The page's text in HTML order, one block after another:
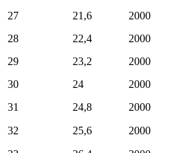
27
21,6 2000
28
22,4 2000
29
23,2 2000
30
24 2000
31
24,8 2000
32
25,6 2000